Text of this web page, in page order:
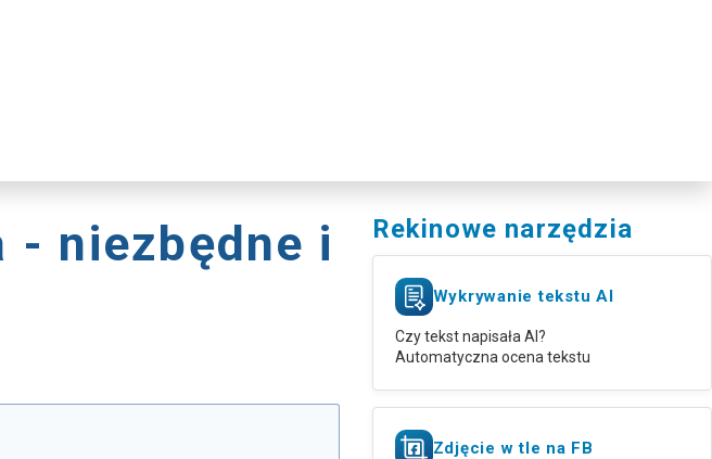
- niezbędne i
Rekinowe narzędzia
Wykrywanie tekstu AI
Czy tekst napisała AI?
Automatyczna ocena tekstu
Zdjęcie w tle na FB